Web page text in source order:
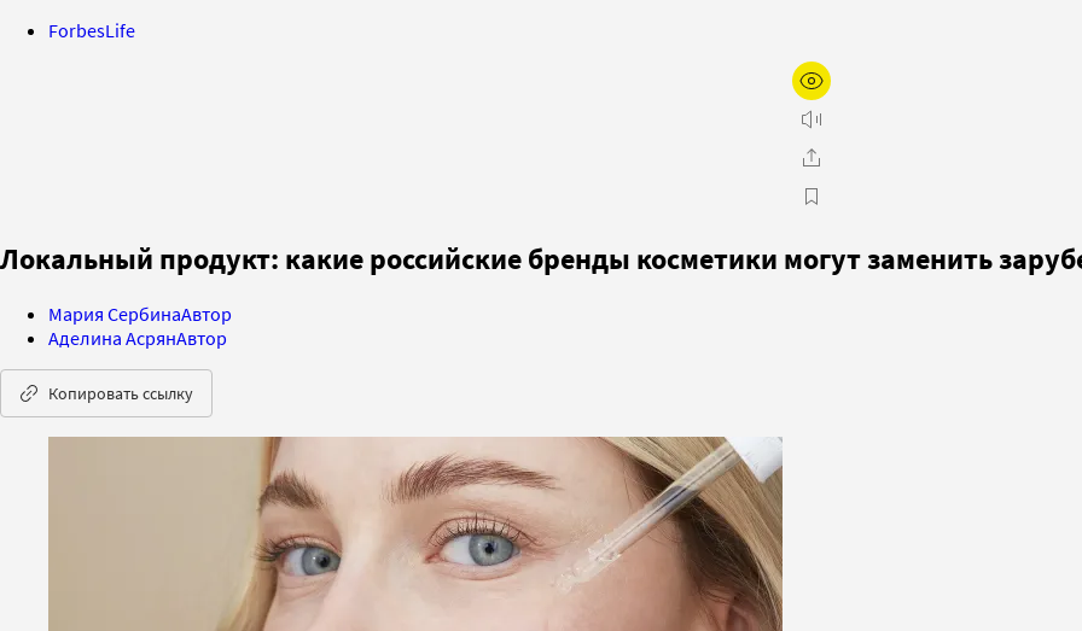
ForbesLife
Локальный продукт: какие российские бренды косметики могут заменить
Мария СербинаАвтор
Аделина АсрянАвтор
Копировать ссылку